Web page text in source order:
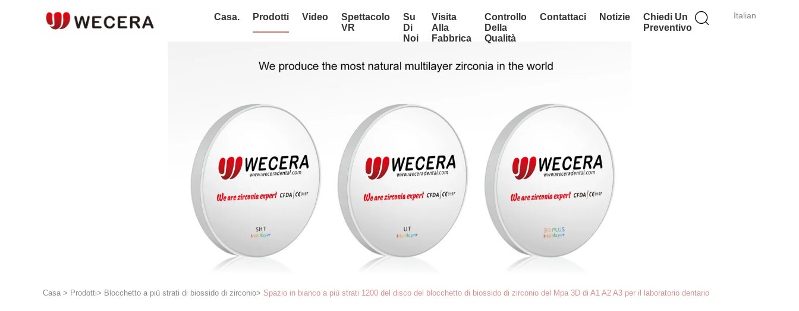
Italian
Casa. Prodotti Video
Spettacolo
VR
Su
Di
Noi
Visita
Alla
Fabbrica
Controllo
Della
Qualità
Contattaci Notizie
Chiedi Un
Preventivo
Casa > Prodotti> Blocchetto a più strati di biossido di zirconio> Spazio in bianco a più strati 1200 del disco del blocchetto di biossido di zirconio del Mpa 3D di A1 A2 A3 per il laboratorio dentario